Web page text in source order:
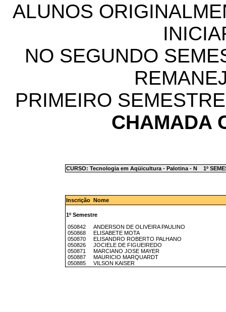
ALUNOS
NO SEGUNDO
PRIMEIRO
CHAMADA
CURSO: Tecnologia em Aqüicultura - Palotina - N 1º
Inscrição Nome
1º Semestre
050842 ANDERSON DE OLIVEIRA PAULINO
050868 ELISABETE MOTA
050870 ELISANDRO ROBERTO PALHANO
050826 JOCIELE DE FIGUEIREDO
050871 MARCIANO JOSE MAYER
050887 MAURICIO MARQUARDT
050885 VILSON KAISER